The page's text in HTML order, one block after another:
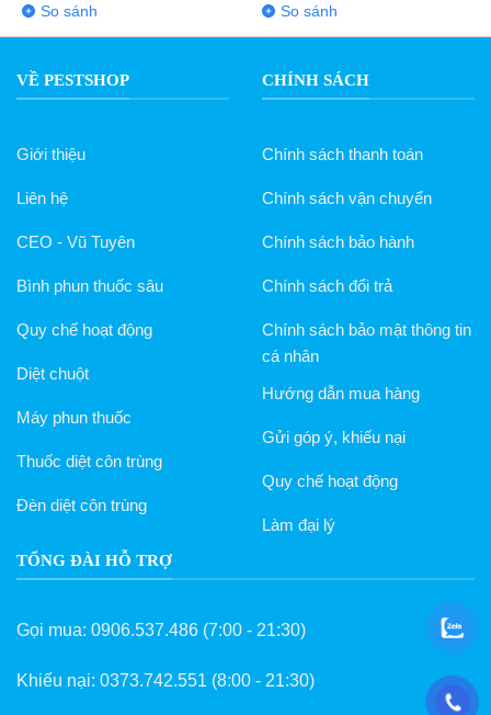
So sánh So sánh
VỀ PESTSHOP
Giới thiệu
Liên hệ
CEO - Vũ Tuyên
Bình phun thuốc sâu
Quy chế hoạt động
Diệt chuột
Máy phun thuốc
Thuốc diệt côn trùng
Đèn diệt côn trùng
CHÍNH SÁCH
Chính sách thanh toán
Chính sách vận chuyển
Chính sách bảo hành
Chính sách đổi trả
Chính sách bảo mật thông tin
cá nhân
Hướng dẫn mua hàng
Gửi góp ý, khiếu nại
Quy chế hoạt động
Làm đại lý
TỔNG ĐÀI HỖ TRỢ
Gọi mua: 0906.537.486 (7:00 - 21:30)
Khiếu nại: 0373.742.551 (8:00 - 21:30)